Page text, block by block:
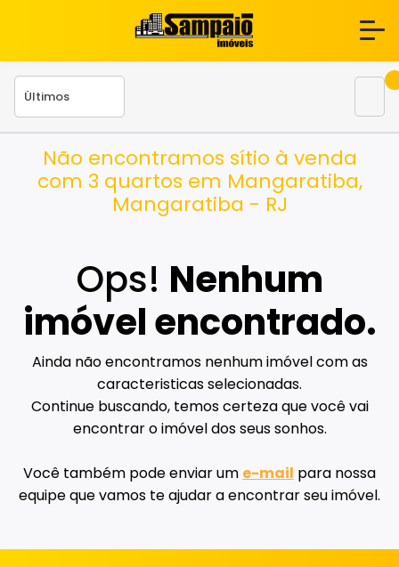
Não encontramos sítio à venda
com 3 quartos em Mangaratiba,
Mangaratiba - RJ
Ops! Nenhum
imóvel encontrado.
Ainda não encontramos nenhum imóvel com as
caracteristicas selecionadas.
Continue buscando, temos certeza que você vai
encontrar o imóvel dos seus sonhos.
Você também pode enviar um e-mail para nossa
equipe que vamos te ajudar a encontrar seu imóvel.